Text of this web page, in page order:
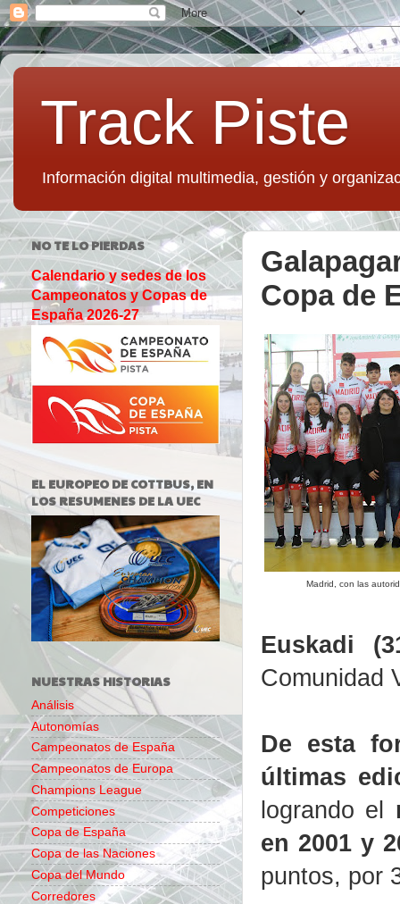
Track Piste
Información digital multimedia, gestión y
Copa de
Madrid, con las
Euskadi
Comunidad
De esta
últimas
logrando el
en 2001 y
puntos, por
NO TE LO PIERDAS
Calendario y sedes de los
Campeonatos y Copas de
España 2026-27
EL EUROPEO DE COTTBUS, EN
LOS RESUMENES DE LA UEC
NUESTRAS HISTORIAS
Análisis
Autonomías
Campeonatos de España
Campeonatos de Europa
Champions League
Competiciones
Copa de España
Copa de las Naciones
Copa del Mundo
Corredores